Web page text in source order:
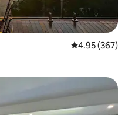
5 पैकी 4.95
4.95 (367)